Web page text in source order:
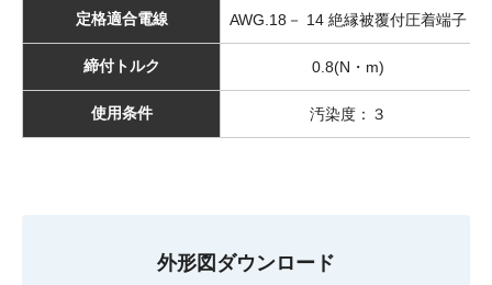
定格適合電線 AWG.18－ 14 絶縁被覆付圧着端子
締付トルク 0.8(N・m)
使用条件 汚染度：３
外形図ダウンロード